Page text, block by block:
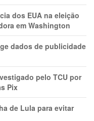
dos EUA na eleição
em Washington
dados de publicidade
pelo TCU por
Pix
de Lula para evitar